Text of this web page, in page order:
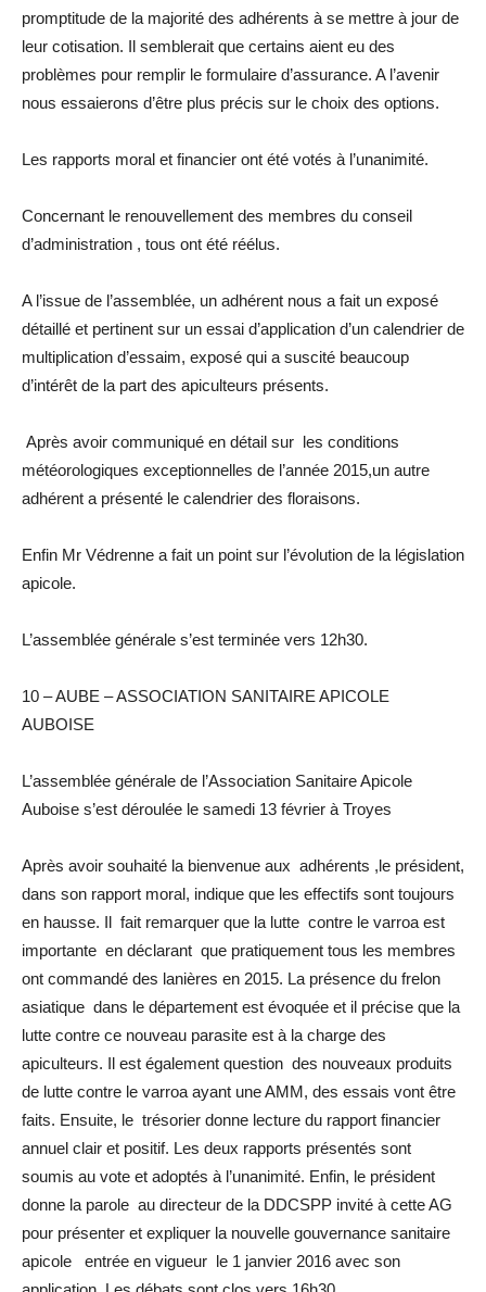
promptitude de la majorité des adhérents à se mettre à jour de
leur cotisation. Il semblerait que certains aient eu des
problèmes pour remplir le formulaire d’assurance. A l’avenir
nous essaierons d’être plus précis sur le choix des options.
Les rapports moral et financier ont été votés à l’unanimité.
Concernant le renouvellement des membres du conseil
d’administration , tous ont été réélus.
A l’issue de l’assemblée, un adhérent nous a fait un exposé
détaillé et pertinent sur un essai d’application d’un calendrier de
multiplication d’essaim, exposé qui a suscité beaucoup
d’intérêt de la part des apiculteurs présents.
Après avoir communiqué en détail sur les conditions
météorologiques exceptionnelles de l’année 2015,un autre
adhérent a présenté le calendrier des floraisons.
Enfin Mr Védrenne a fait un point sur l’évolution de la législation
apicole.
L’assemblée générale s’est terminée vers 12h30.
10 – AUBE – ASSOCIATION SANITAIRE APICOLE
AUBOISE
L’assemblée générale de l’Association Sanitaire Apicole
Auboise s’est déroulée le samedi 13 février à Troyes
Après avoir souhaité la bienvenue aux adhérents ,le président,
dans son rapport moral, indique que les effectifs sont toujours
en hausse. Il fait remarquer que la lutte contre le varroa est
importante en déclarant que pratiquement tous les membres
ont commandé des lanières en 2015. La présence du frelon
asiatique dans le département est évoquée et il précise que la
lutte contre ce nouveau parasite est à la charge des
apiculteurs. Il est également question des nouveaux produits
de lutte contre le varroa ayant une AMM, des essais vont être
faits. Ensuite, le trésorier donne lecture du rapport financier
annuel clair et positif. Les deux rapports présentés sont
soumis au vote et adoptés à l’unanimité. Enfin, le président
donne la parole au directeur de la DDCSPP invité à cette AG
pour présenter et expliquer la nouvelle gouvernance sanitaire
apicole entrée en vigueur le 1 janvier 2016 avec son